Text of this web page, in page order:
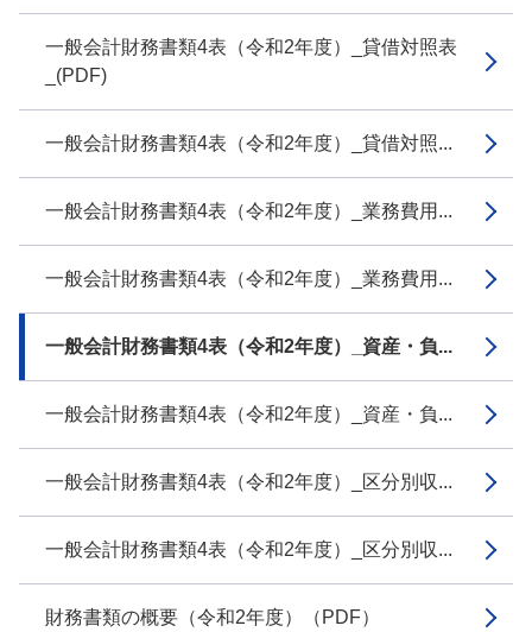
一般会計財務書類4表（令和2年度）_貸借対照表
_(PDF)
一般会計財務書類4表（令和2年度）_貸借対照...
一般会計財務書類4表（令和2年度）_業務費用...
一般会計財務書類4表（令和2年度）_業務費用...
一般会計財務書類4表（令和2年度）_資産・負...
一般会計財務書類4表（令和2年度）_資産・負...
一般会計財務書類4表（令和2年度）_区分別収...
一般会計財務書類4表（令和2年度）_区分別収...
財務書類の概要（令和2年度）（PDF）